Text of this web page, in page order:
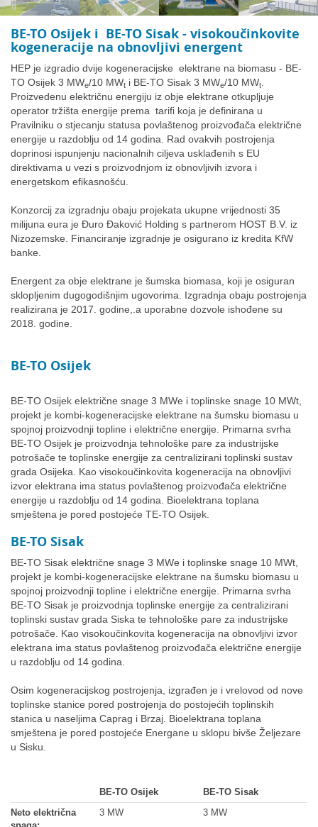
BE-TO Osijek i BE-TO Sisak - visokoučinkovite
kogeneracije na obnovljivi energent
HEP je izgradio dvije kogeneracijske elektrane na biomasu - BE-
TO Osijek 3 MWe/10 MWt i BE-TO Sisak 3 MWe/10 MWt.
Proizvedenu električnu energiju iz obje elektrane otkupljuje
operator tržišta energije prema tarifi koja je definirana u
Pravilniku o stjecanju statusa povlaštenog proizvođača električne
energije u razdoblju od 14 godina. Rad ovakvih postrojenja
doprinosi ispunjenju nacionalnih ciljeva usklađenih s EU
direktivama u vezi s proizvodnjom iz obnovljivih izvora i
energetskom efikasnošću.
Konzorcij za izgradnju obaju projekata ukupne vrijednosti 35
milijuna eura je Đuro Đaković Holding s partnerom HOST B.V. iz
Nizozemske. Financiranje izgradnje je osigurano iz kredita KfW
banke.
Energent za obje elektrane je šumska biomasa, koji je osiguran
sklopljenim dugogodišnjim ugovorima. Izgradnja obaju postrojenja
realizirana je 2017. godine,.a uporabne dozvole ishođene su
2018. godine.
BE-TO Osijek
BE-TO Osijek električne snage 3 MWe i toplinske snage 10 MWt,
projekt je kombi-kogeneracijske elektrane na šumsku biomasu u
spojnoj proizvodnji topline i električne energije. Primarna svrha
BE-TO Osijek je proizvodnja tehnološke pare za industrijske
potrošače te toplinske energije za centralizirani toplinski sustav
grada Osijeka. Kao visokoučinkovita kogeneracija na obnovljivi
izvor elektrana ima status povlaštenog proizvođača električne
energije u razdoblju od 14 godina. Bioelektrana toplana
smještena je pored postojeće TE-TO Osijek.
BE-TO Sisak
BE-TO Sisak električne snage 3 MWe i toplinske snage 10 MWt,
projekt je kombi-kogeneracijske elektrane na šumsku biomasu u
spojnoj proizvodnji topline i električne energije. Primarna svrha
BE-TO Sisak je proizvodnja toplinske energije za centralizirani
toplinski sustav grada Siska te tehnološke pare za industrijske
potrošače. Kao visokoučinkovita kogeneracija na obnovljivi izvor
elektrana ima status povlaštenog proizvođača električne energije
u razdoblju od 14 godina.
Osim kogeneracijskog postrojenja, izgrađen je i vrelovod od nove
toplinske stanice pored postrojenja do postojećih toplinskih
stanica u naseljima Caprag i Brzaj. Bioelektrana toplana
smještena je pored postojeće Energane u sklopu bivše Željezare
u Sisku.
BE-TO Osijek
BE-TO Sisak
Neto električna
3 MW 3 MW